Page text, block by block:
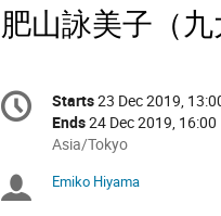
肥山詠美子（
Conference
information
Date/Time
Starts23 Dec 2019,
Ends24 Dec 2019, 16:00
All
are
Asia/Tokyo
Chairpersons
Emiko Hiyama